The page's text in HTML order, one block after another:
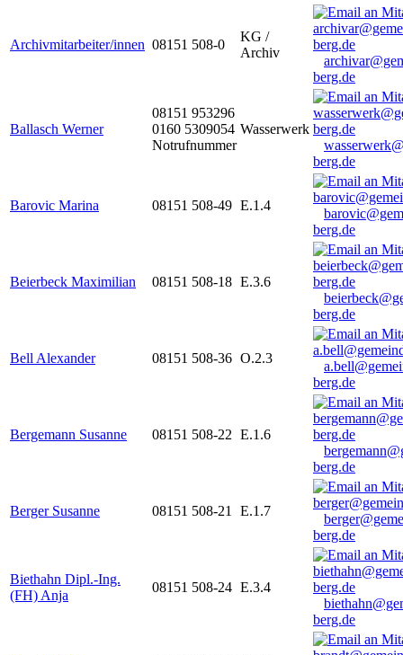
Archivmitarbeiter/innen 08151 508-0
KG /
Archiv
berg.de
Ballasch Werner
08151 953296
0160 5309054
Notrufnummer
Wasserwerk
berg.de
Barovic Marina 08151 508-49 E.1.4
berg.de
Beierbeck Maximilian 08151 508-18 E.3.6
berg.de
Bell Alexander 08151 508-36 O.2.3
berg.de
Bergemann Susanne 08151 508-22 E.1.6
berg.de
Berger Susanne 08151 508-21 E.1.7
berg.de
Biethahn Dipl.-Ing.
(FH) Anja
08151 508-24 E.3.4
berg.de